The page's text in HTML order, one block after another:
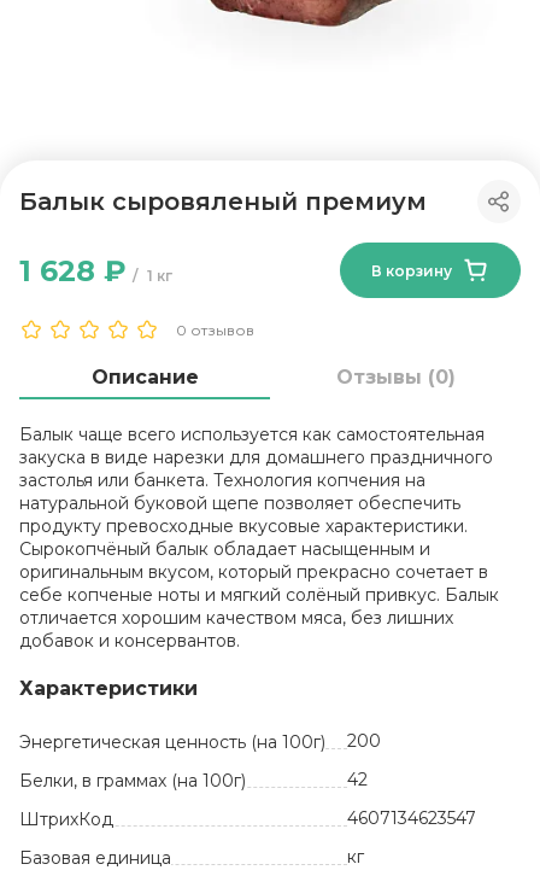
Балык сыровяленый премиум
0 отзывов
1 кг
1 628 ₽ В корзину
Описание Отзывы (0)
Балык чаще всего используется как самостоятельная
закуска в виде нарезки для домашнего праздничного
застолья или банкета. Технология копчения на
натуральной буковой щепе позволяет обеспечить
продукту превосходные вкусовые характеристики.
Сырокопчёный балык обладает насыщенным и
оригинальным вкусом, который прекрасно сочетает в
себе копченые ноты и мягкий солёный привкус. Балык
отличается хорошим качеством мяса, без лишних
добавок и консервантов.
Характеристики
Энергетическая ценность (на 100г)
200
Белки, в граммах (на 100г)
42
ШтрихКод
4607134623547
Базовая единица
кг